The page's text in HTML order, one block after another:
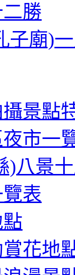
勝
子廟)
景點
市一
)八景
表
花地